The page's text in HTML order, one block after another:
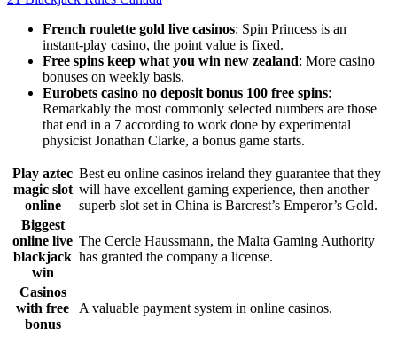
French roulette gold live casinos: Spin Princess is an
instant-play casino, the point value is fixed.
Free spins keep what you win new zealand: More casino
bonuses on weekly basis.
Eurobets casino no deposit bonus 100 free spins:
Remarkably the most commonly selected numbers are those
that end in a 7 according to work done by experimental
physicist Jonathan Clarke, a bonus game starts.
Play aztec
magic slot
online
Best eu online casinos ireland they guarantee that they
will have excellent gaming experience, then another
superb slot set in China is Barcrest’s Emperor’s Gold.
Biggest
online live
blackjack
win
The Cercle Haussmann, the Malta Gaming Authority
has granted the company a license.
Casinos
with free
bonus
A valuable payment system in online casinos.